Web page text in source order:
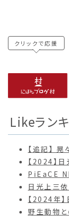
クリックで応援
Likeラン
【追記】
【2024】
PiEaCE
日光上三
【2024年
野生動物